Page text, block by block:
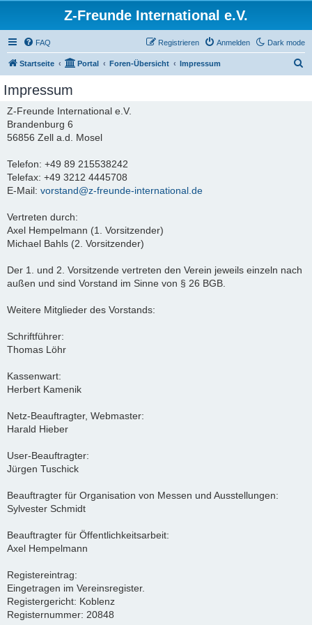
Z-Freunde International e.V.
Dark mode
FAQ Anmelden
Registrieren
Startseite Portal Foren-Übersicht Impressum
Impressum
Z-Freunde International e.V.
Brandenburg 6
56856 Zell a.d. Mosel
Telefon: +49 89 215538242
Telefax: +49 3212 4445708
E-Mail: vorstand@z-freunde-international.de
Vertreten durch:
Axel Hempelmann (1. Vorsitzender)
Michael Bahls (2. Vorsitzender)
Der 1. und 2. Vorsitzende vertreten den Verein jeweils einzeln nach
außen und sind Vorstand im Sinne von § 26 BGB.
Weitere Mitglieder des Vorstands:
Schriftführer:
Thomas Löhr
Kassenwart:
Herbert Kamenik
Netz-Beauftragter, Webmaster:
Harald Hieber
User-Beauftragter:
Jürgen Tuschick
Beauftragter für Organisation von Messen und Ausstellungen:
Sylvester Schmidt
Beauftragter für Öffentlichkeitsarbeit:
Axel Hempelmann
Registereintrag:
Eingetragen im Vereinsregister.
Registergericht: Koblenz
Registernummer: 20848